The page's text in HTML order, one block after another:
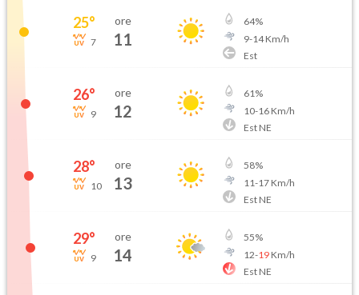
25°
7
ore
11
64%
9-14Km/h
Est
26°
9
ore
12
61%
10-16Km/h
Est NE
28°
10
ore
13
58%
11-17Km/h
Est NE
29°
9
ore
14
55%
12-19Km/h
Est NE